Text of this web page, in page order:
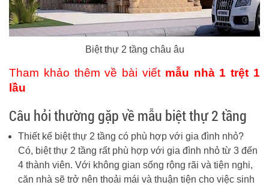
Biệt thự 2 tầng châu âu
Tham khảo thêm về bài viết mẫu nhà 1 trệt 1
lầu
Câu hỏi thường gặp về mẫu biệt thự 2 tầng
Thiết kế biệt thự 2 tầng có phù hợp với gia đình nhỏ?
Có, biệt thự 2 tầng rất phù hợp với gia đình nhỏ từ 3 đến
4 thành viên. Với không gian sống rộng rãi và tiện nghi,
căn nhà sẽ trở nên thoải mái và thuận tiện cho việc sinh